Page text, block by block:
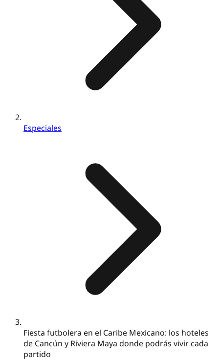
Especiales
Fiesta futbolera en el Caribe Mexicano: los hoteles
de Cancún y Riviera Maya donde podrás vivir cada
partido